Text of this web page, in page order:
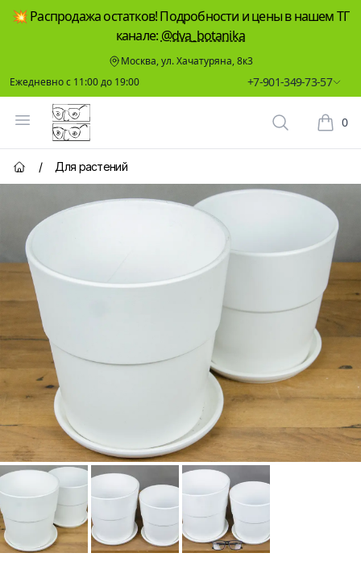
💥 Распродажа остатков! Подробности и цены в нашем ТГ
канале: @dva_botanika
Москва, ул. Хачатуряна, 8к3
Ежедневно с 11:00 до 19:00
+7-901-349-73-57
Открыть меню
Два Ботаника
Поиск
0
Главная страница
/ Для растений